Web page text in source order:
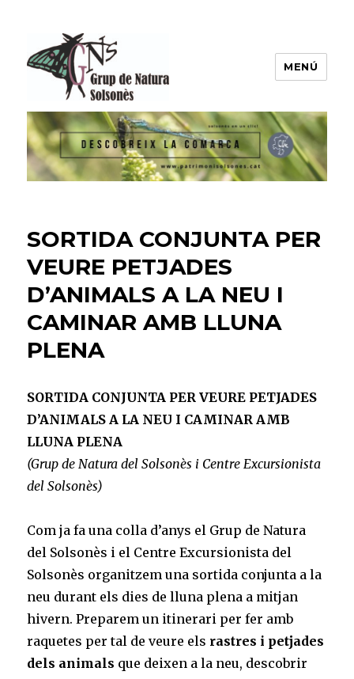
Grup de Natura del Solsonès
MENÚ
SORTIDA CONJUNTA PER
VEURE PETJADES
D’ANIMALS A LA NEU I
CAMINAR AMB LLUNA
PLENA
SORTIDA CONJUNTA PER VEURE PETJADES
D’ANIMALS A LA NEU I CAMINAR AMB
LLUNA PLENA
(Grup de Natura del Solsonès i Centre Excursionista
del Solsonès)
Com ja fa una colla d’anys el Grup de Natura
del Solsonès i el Centre Excursionista del
Solsonès organitzem una sortida conjunta a la
neu durant els dies de lluna plena a mitjan
hivern. Preparem un itinerari per fer amb
raquetes per tal de veure els rastres i petjades
dels animals que deixen a la neu, descobrir